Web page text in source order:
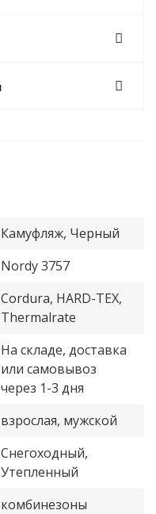
Камуфляж, Черный
Nordy 3757
Cordura, HARD-TEX,
Thermalrate
На складе, доставка
или самовывоз
через 1-3 дня
взрослая, мужской
Снегоходный,
Утепленный
комбинезоны